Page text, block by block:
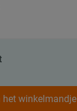
het winkelmandje